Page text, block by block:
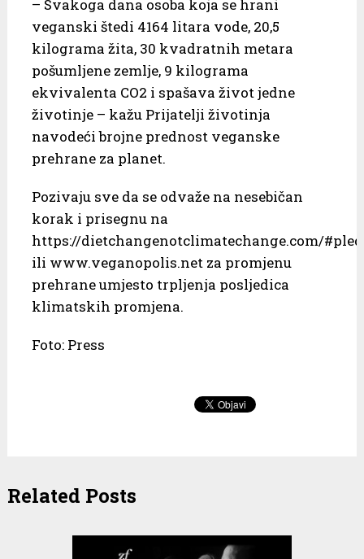
– Svakoga dana osoba koja se hrani
veganski štedi 4164 litara vode, 20,5
kilograma žita, 30 kvadratnih metara
pošumljene zemlje, 9 kilograma
ekvivalenta CO2 i spašava život jedne
životinje – kažu Prijatelji životinja
navodeći brojne prednost veganske
prehrane za planet.
Pozivaju sve da se odvaže na nesebičan
korak i prisegnu na
https://dietchangenotclimatechange.com/
ili www.veganopolis.net za promjenu
prehrane umjesto trpljenja posljedica
klimatskih promjena.
Foto: Press
Related Posts